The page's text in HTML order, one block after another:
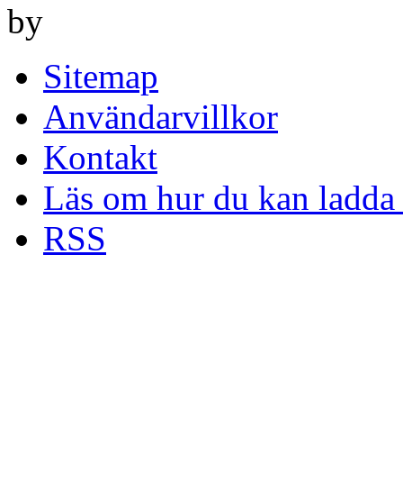
by
Sitemap
Användarvillkor
Kontakt
Läs om hur du kan
RSS